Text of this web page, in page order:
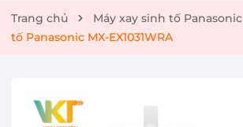
Trang chủ Máy xay sinh tố Panasonic
tố Panasonic MX-EX1031WRA